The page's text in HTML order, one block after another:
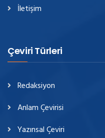
İletişim
Çeviri Türleri
Redaksiyon
Anlam Çevirisi
Yazınsal Çeviri